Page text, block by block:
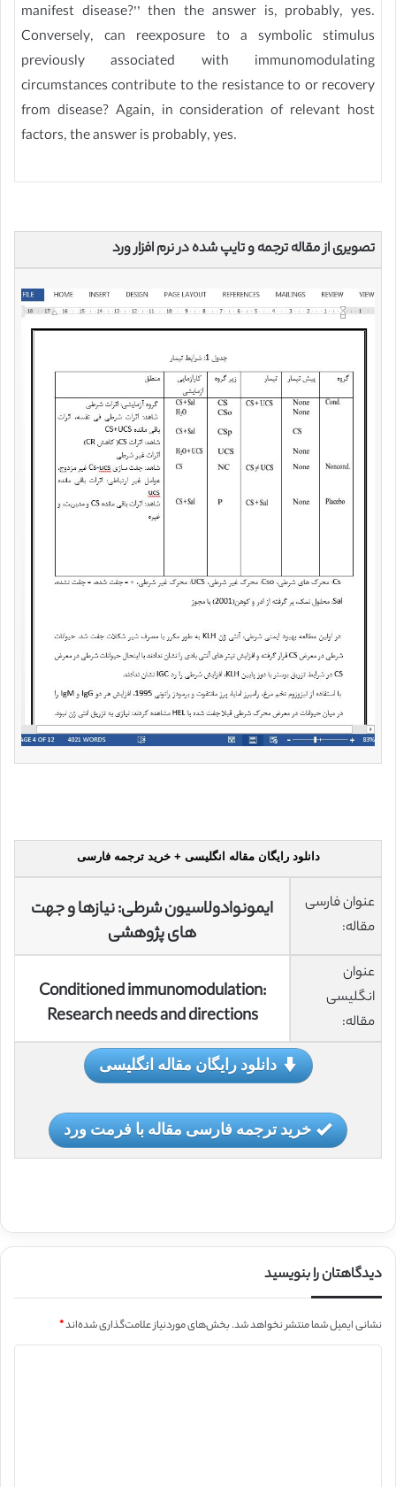
manifest disease?’’ then the answer is, probably, yes.
Conversely, can reexposure to a symbolic stimulus
previously associated with immunomodulating
circumstances contribute to the resistance to or recovery
from disease? Again, in consideration of relevant host
factors, the answer is probably, yes.
تصویری از مقاله ترجمه و تایپ شده در نرم افزار ورد
دانلود رایگان مقاله انگلیسی + خرید ترجمه فارسی
عنوان فارسی
مقاله:
ايمونوادولاسيون شرطی: نيازها و جهت
های پژوهشی
عنوان
انگلیسی
مقاله:
Conditioned immunomodulation:
Research needs and directions
دانلود رایگان مقاله انگلیسی
خرید ترجمه فارسی مقاله با فرمت ورد
دیدگاهتان را بنویسید
نشانی ایمیل شما منتشر نخواهد شد.بخش‌های موردنیاز علامت‌گذاری شده‌اند*